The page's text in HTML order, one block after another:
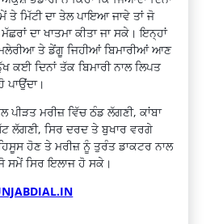
ਤੇ ਮਿੱਟੀ ਦਾ ਤੇਲ ਪਾਇਆ ਜਾਵੇ ਤਾਂ ਜੋ
ਦਾ ਖਾਤਮਾ ਕੀਤਾ ਜਾ ਸਕੇ। ਇਨ੍ਹਾਂ
ਤੇ ਡੇਂਗੂ ਜਿਹੀਆਂ ਬਿਮਾਰੀਆਂ ਆਣ
ਦਿਨਾਂ ਤੱਕ ਬਿਮਾਰੀ ਨਾਲ ਲਿਪਤ
ਪੀੜਤ ਮਰੀਜ਼ ਵਿੱਚ ਠੰਡ ਲੱਗਣੀ, ਕਾਂਬਾ
ਲੱਗਣੀ, ਸਿਰ ਦਰਦ ਤੇ ਬੁਖਾਰ ਵਰਗੇ
ਹੋਣ ਤੇ ਮਰੀਜ਼ ਨੂੰ ਤੁਰੰਤ ਡਾਕਟਰ ਨਾਲ
ਸਮੇਂ ਸਿਰ ਇਲਾਜ ਹੋ ਸਕੇ।